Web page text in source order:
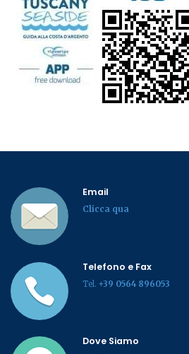
Email
Clicca qua
Telefono e Fax
Tel. +39 0564 896053
Dove Siamo